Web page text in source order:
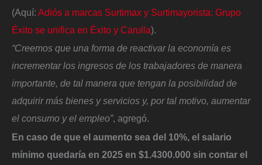
(Aquí: Adiós a marcas Surtimax y Surtimayorista: Grupo
Éxito se unifica en Éxito y Carulla).
“Creemos que una forma de reactivar la economía es
incrementar los ingresos de los trabajadores de manera
importante, de tal manera que tengan la posibilidad de
adquirir más bienes y servicios y, por tal motivo, aumentar
el consumo y el empleo”, agregó.
En caso de que el aumento sea del 10%, el salario
mínimo quedaría en 2025 en $1.4300.000 sin contar el